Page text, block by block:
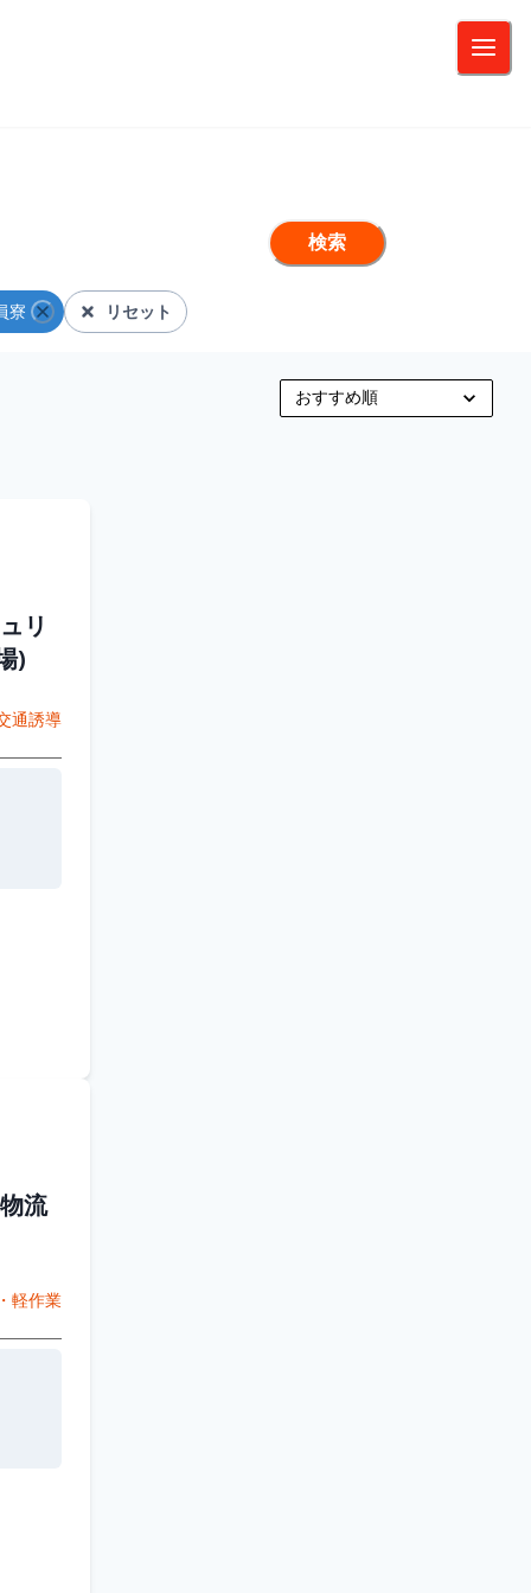
検索
寮 リセット
リ
)
通誘導
流
軽作業